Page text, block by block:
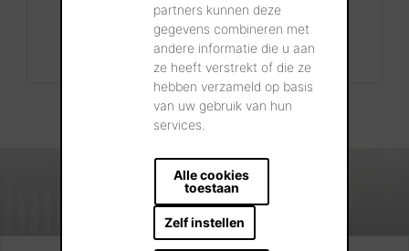
partners kunnen deze
gegevens combineren met
andere informatie die u aan
ze heeft verstrekt of die ze
hebben verzameld op basis
van uw gebruik van hun
services.
Alle cookies
toestaan
Zelf instellen
Contact
+32 56 24 96 38
info@wienerberger.be